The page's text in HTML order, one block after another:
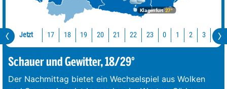
Klagenfurt 27°
Jetzt 17 18 19 20 21 22 23 0 1 2 3 4
Schauer und Gewitter, 18/29°
Der Nachmittag bietet ein Wechselspiel aus Wolken